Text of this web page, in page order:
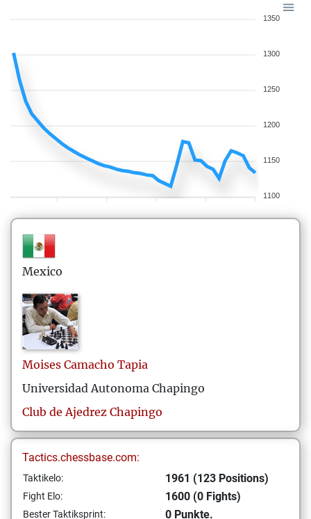
1350
1300
1250
1200
1150
1100
Mexico
Moises Camacho Tapia
Universidad Autonoma Chapingo
Club de Ajedrez Chapingo
Tactics.chessbase.com:
Taktikelo: 1961 (123 Positions)
Fight Elo: 1600 (0 Fights)
Bester Taktiksprint: 0 Punkte.